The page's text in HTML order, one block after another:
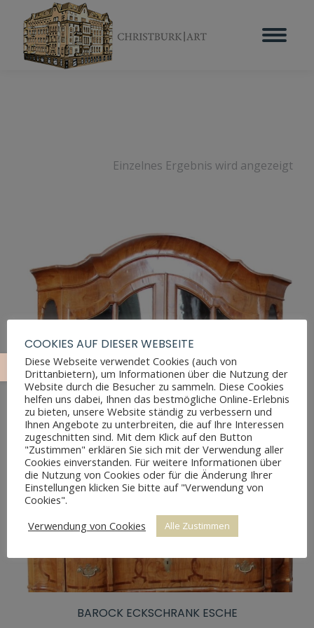
Einzelnes Ergebnis wird angezeigt
BAROCK ECKSCHRANK ESCHE
COOKIES AUF DIESER WEBSEITE
Diese Webseite verwendet Cookies (auch von
Drittanbietern), um Informationen über die Nutzung der
Website durch die Besucher zu sammeln. Diese Cookies
helfen uns dabei, Ihnen das bestmögliche Online-Erlebnis
zu bieten, unsere Website ständig zu verbessern und
Ihnen Angebote zu unterbreiten, die auf Ihre Interessen
zugeschnitten sind. Mit dem Klick auf den Button
"Zustimmen" erklären Sie sich mit der Verwendung aller
Cookies einverstanden. Für weitere Informationen über
die Nutzung von Cookies oder für die Änderung Ihrer
Einstellungen klicken Sie bitte auf "Verwendung von
Cookies".
Verwendung von Cookies
Alle Zustimmen